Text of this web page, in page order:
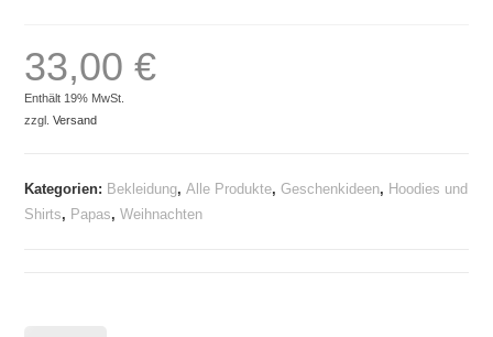
33,00€
Enthält 19% MwSt.
zzgl.Versand
Kategorien: Bekleidung,Alle Produkte,Geschenkideen, Hoodies und
Shirts, Papas,Weihnachten